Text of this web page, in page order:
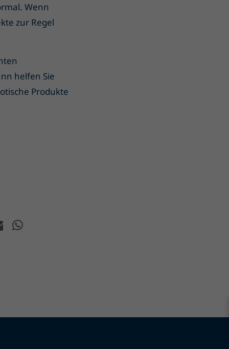
Wenn
zur Regel
helfen Sie
Produkte